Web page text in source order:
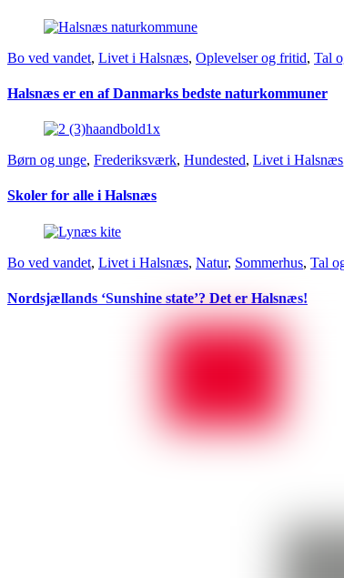
Bo ved vandet, Livet i Halsnæs, Oplevelser og fritid, Tal
Halsnæs er en af Danmarks bedste naturkommuner
Børn og unge, Frederiksværk, Hundested, Livet i Halsnæs
Skoler for alle i Halsnæs
Bo ved vandet, Livet i Halsnæs, Natur, Sommerhus, Tal
Nordsjællands ‘Sunshine state’? Det er Halsnæs!